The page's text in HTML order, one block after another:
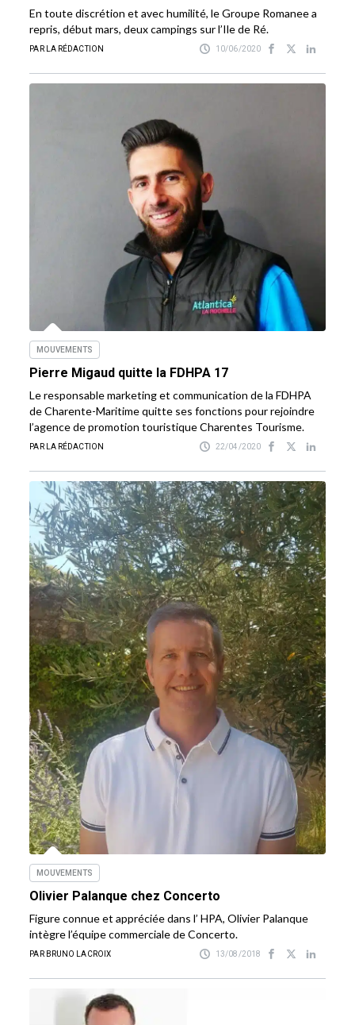
En toute discrétion et avec humilité, le Groupe Romanee a
repris, début mars, deux campings sur l’Ile de Ré.
PAR LA RÉDACTION 10/06/2020
MOUVEMENTS
Pierre Migaud quitte la FDHPA 17
Le responsable marketing et communication de la FDHPA
de Charente-Maritime quitte ses fonctions pour rejoindre
l’agence de promotion touristique Charentes Tourisme.
PAR LA RÉDACTION 22/04/2020
MOUVEMENTS
Olivier Palanque chez Concerto
Figure connue et appréciée dans l’ HPA, Olivier Palanque
intègre l’équipe commerciale de Concerto.
PAR BRUNO LACROIX 13/08/2018